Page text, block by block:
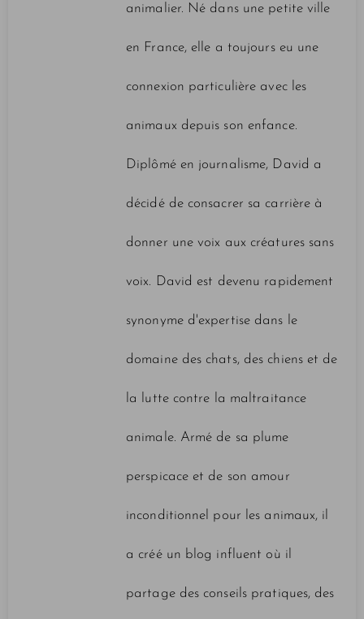
animalier. Né dans une petite ville
en France, elle a toujours eu une
connexion particulière avec les
animaux depuis son enfance.
Diplômé en journalisme, David a
décidé de consacrer sa carrière à
donner une voix aux créatures sans
voix. David est devenu rapidement
synonyme d'expertise dans le
domaine des chats, des chiens et de
la lutte contre la maltraitance
animale. Armé de sa plume
perspicace et de son amour
inconditionnel pour les animaux, il
a créé un blog influent où il
partage des conseils pratiques, des